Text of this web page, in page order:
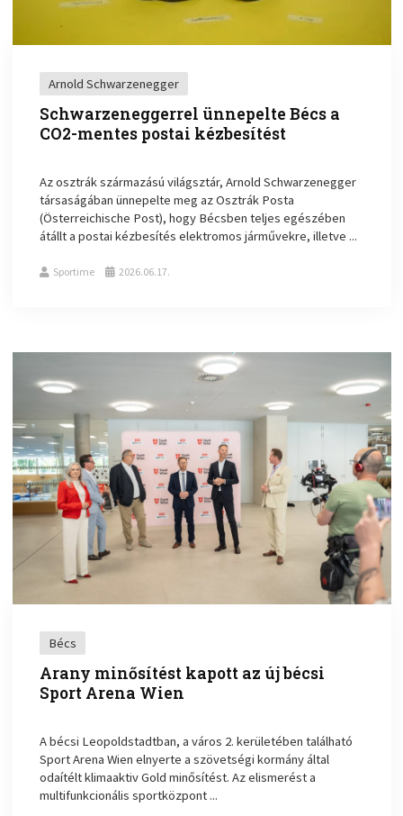
Arnold Schwarzenegger
Schwarzeneggerrel ünnepelte Bécs a
CO2-mentes postai kézbesítést
Az osztrák származású világsztár, Arnold Schwarzenegger
társaságában ünnepelte meg az Osztrák Posta
(Österreichische Post), hogy Bécsben teljes egészében
átállt a postai kézbesítés elektromos járművekre, illetve ...
Sportime 2026.06.17.
Bécs
Arany minősítést kapott az új bécsi
Sport Arena Wien
A bécsi Leopoldstadtban, a város 2. kerületében található
Sport Arena Wien elnyerte a szövetségi kormány által
odaítélt klimaaktiv Gold minősítést. Az elismerést a
multifunkcionális sportközpont ...